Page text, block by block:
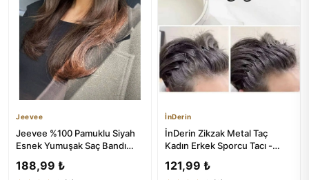
Jeevee
Jeevee %100 Pamuklu Siyah
Esnek Yumuşak Saç Bandı
Ak...
188,99 ₺
İnDerin
İnDerin Zikzak Metal Taç
Kadın Erkek Sporcu Tacı -
121,99 ₺